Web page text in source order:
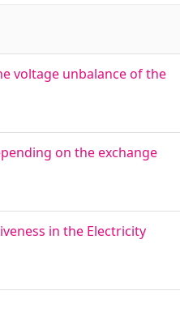
voltage unbalance of the
on the exchange
in the Electricity